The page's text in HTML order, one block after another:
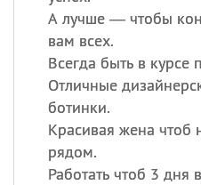
А лучше — чтобы
вам всех.
Всегда быть в
Отличные
ботинки.
Красивая жена чтоб
рядом.
Работать чтоб 3 дня